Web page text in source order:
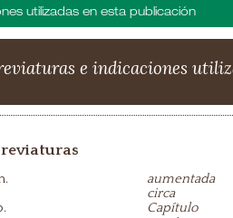
utilizadas en esta publicación